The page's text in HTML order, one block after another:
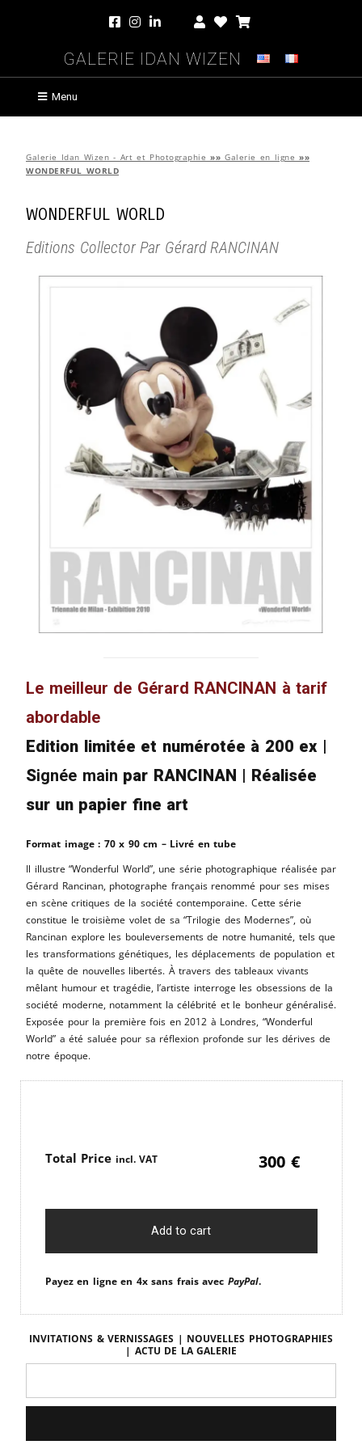
Galerie Idan Wizen
Menu
Galerie Idan Wizen - Art et Photographie »» Galerie en ligne »»
WONDERFUL WORLD
WONDERFUL WORLD
Editions Collector Par Gérard RANCINAN
Le meilleur de Gérard RANCINAN à tarif
abordable
Edition limitée et numérotée à 200 ex |
Signée main par RANCINAN | Réalisée
sur un papier fine art
Format image : 70 x 90 cm – Livré en tube
Il illustre “Wonderful World”, une série photographique réalisée par
Gérard Rancinan, photographe français renommé pour ses mises
en scène critiques de la société contemporaine. Cette série
constitue le troisième volet de sa “Trilogie des Modernes”, où
Rancinan explore les bouleversements de notre humanité, tels que
les transformations génétiques, les déplacements de population et
la quête de nouvelles libertés. À travers des tableaux vivants
mêlant humour et tragédie, l’artiste interroge les obsessions de la
société moderne, notamment la célébrité et le bonheur généralisé.
Exposée pour la première fois en 2012 à Londres, “Wonderful
World” a été saluée pour sa réflexion profonde sur les dérives de
notre époque.
Price 300 €
Add to cart
Payez en ligne en 4x sans frais avec PayPal.
Invitations & vernissages | Nouvelles photographies
| Actu de la galerie